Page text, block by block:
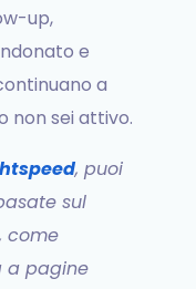
up,
e
a
non sei attivo.
, puoi
sul
come
a pagine